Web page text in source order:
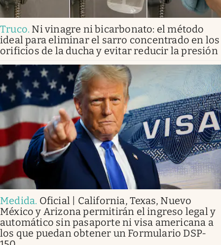
Truco. Ni vinagre ni bicarbonato: el método
ideal para eliminar el sarro concentrado en los
orificios de la ducha y evitar reducir la presión
Medida. Oficial | California, Texas, Nuevo
México y Arizona permitirán el ingreso legal y
automático sin pasaporte ni visa americana a
los que puedan obtener un Formulario DSP-